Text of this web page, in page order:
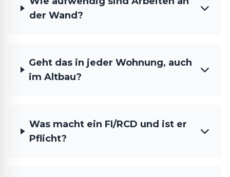
der Wand?
Geht das in jeder Wohnung, auch
im Altbau?
Was macht ein FI/RCD und ist er
Pflicht?